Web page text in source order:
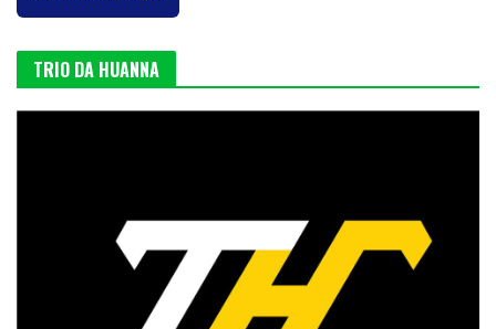
TRIO DA HUANNA